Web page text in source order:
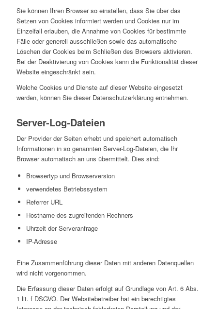
Sie können Ihren Browser so einstellen, dass Sie über das
Setzen von Cookies informiert werden und Cookies nur im
Einzelfall erlauben, die Annahme von Cookies für bestimmte
Fälle oder generell ausschließen sowie das automatische
Löschen der Cookies beim Schließen des Browsers aktivieren.
Bei der Deaktivierung von Cookies kann die Funktionalität dieser
Website eingeschränkt sein.
Welche Cookies und Dienste auf dieser Website eingesetzt
werden, können Sie dieser Datenschutzerklärung entnehmen.
Server-Log-Dateien
Der Provider der Seiten erhebt und speichert automatisch
Informationen in so genannten Server-Log-Dateien, die Ihr
Browser automatisch an uns übermittelt. Dies sind:
Browsertyp und Browserversion
verwendetes Betriebssystem
Referrer URL
Hostname des zugreifenden Rechners
Uhrzeit der Serveranfrage
IP-Adresse
Eine Zusammenführung dieser Daten mit anderen Datenquellen
wird nicht vorgenommen.
Die Erfassung dieser Daten erfolgt auf Grundlage von Art. 6 Abs.
1 lit. f DSGVO. Der Websitebetreiber hat ein berechtigtes